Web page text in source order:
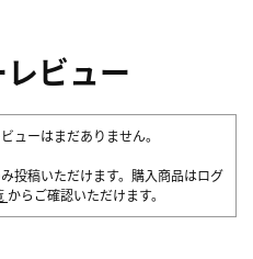
ビュー
ューはまだありません。
投稿いただけます。購入商品はログ
からご確認いただけます。